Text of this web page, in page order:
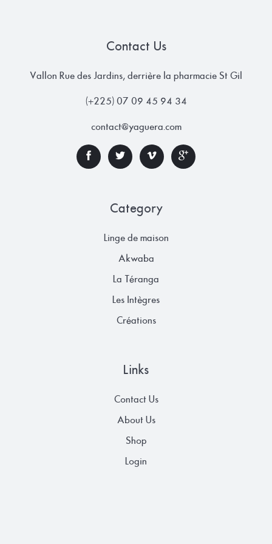
Contact Us
Vallon Rue des Jardins, derrière la pharmacie St Gil
(+225) 07 09 45 94 34
contact@yaguera.com
Category
Linge de maison
Akwaba
La Téranga
Les Intègres
Créations
Links
Contact Us
About Us
Shop
Login